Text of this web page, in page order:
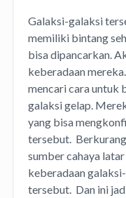
Galaksi-galaksi
memiliki bintang
bisa dipancarkan.
keberadaan
mencari cara untuk
galaksi gelap.
yang bisa
tersebut.
sumber cahaya
keberadaan
tersebut. Dan ini